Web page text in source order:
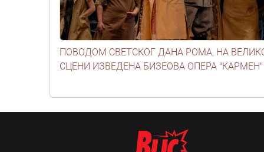
ПОВОДОМ СВЕТСКОГ ДАНА РОМА, НА
СЦЕНИ ИЗВЕДЕНА БИЗЕОВА ОПЕРА "КАРМЕН"